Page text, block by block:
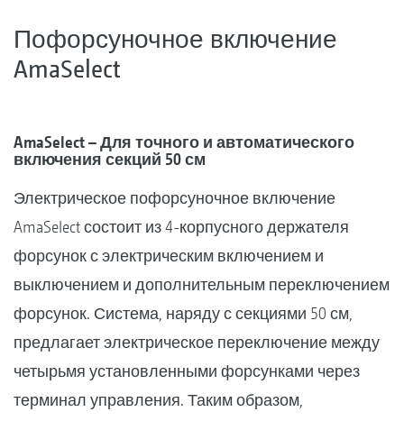
Пофорсуночное включение
AmaSelect
AmaSelect – Для точного и автоматического
включения секций 50 см
Электрическое пофорсуночное включение
AmaSelect состоит из 4-корпусного держателя
форсунок с электрическим включением и
выключением и дополнительным переключением
форсунок. Система, наряду с секциями 50 см,
предлагает электрическое переключение между
четырьмя установленными форсунками через
терминал управления. Таким образом,